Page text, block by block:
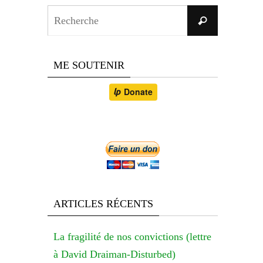
Recherche
ME SOUTENIR
ARTICLES RÉCENTS
La fragilité de nos convictions (lettre
à David Draiman-Disturbed)